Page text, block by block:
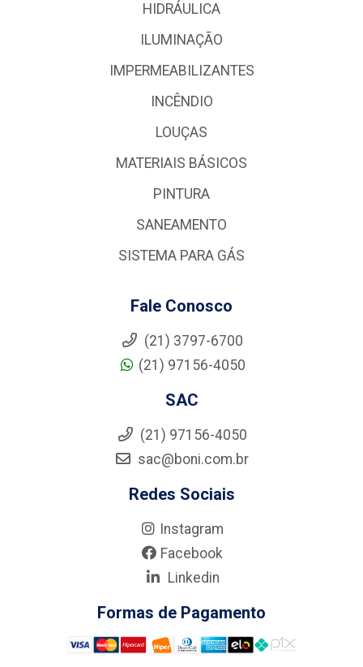
HIDRÁULICA
ILUMINAÇÃO
IMPERMEABILIZANTES
INCÊNDIO
LOUÇAS
MATERIAIS BÁSICOS
PINTURA
SANEAMENTO
SISTEMA PARA GÁS
Fale Conosco
(21) 3797-6700
(21) 97156-4050
SAC
(21) 97156-4050
sac@boni.com.br
Redes Sociais
Instagram
Facebook
Linkedin
Formas de Pagamento